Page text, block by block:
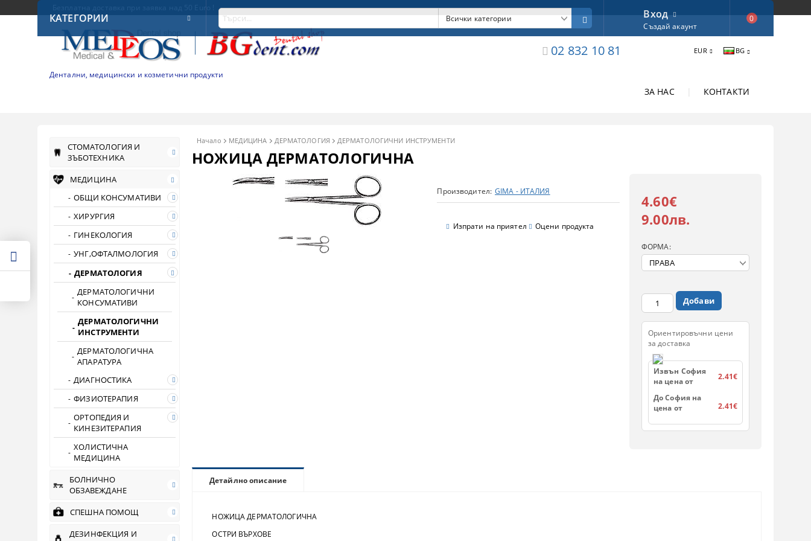
Дентални, медицински и козметични продукти
02 832 10 81 EUR BG
ЗА НАС КОНТАКТИ
КАТЕГОРИИ Вход
Създай акаунт
0
СТОМАТОЛОГИЯ И
ЗЪБОТЕХНИКА
МЕДИЦИНА
ОБЩИ КОНСУМАТИВИ
ХИРУРГИЯ
ГИНЕКОЛОГИЯ
УНГ,ОФТАЛМОЛОГИЯ
ДЕРМАТОЛОГИЯ
ДЕРМАТОЛОГИЧНИ
КОНСУМАТИВИ
ДЕРМАТОЛОГИЧНИ
ИНСТРУМЕНТИ
ДЕРМАТОЛОГИЧНА
АПАРАТУРА
ДИАГНОСТИКА
ФИЗИОТЕРАПИЯ
ОРТОПЕДИЯ И
КИНЕЗИТЕРАПИЯ
ХОЛИСТИЧНА
МЕДИЦИНА
БОЛНИЧНО
ОБЗАВЕЖДАНЕ
СПЕШНА ПОМОЩ
ДЕЗИНФЕКЦИЯ И
Начало МЕДИЦИНА ДЕРМАТОЛОГИЯ ДЕРМАТОЛОГИЧНИ ИНСТРУМЕНТИ
НОЖИЦА ДЕРМАТОЛОГИЧНА
Производител: GIMA - ИТАЛИЯ
Изпрати на приятел Оцени продукта
4.60€
9.00лв.
ФОРМА:
Ориентировъчни цени
за доставка
Извън София
на цена от
2.41€
До София на
цена от
2.41€
Детайлно описание
НОЖИЦА ДЕРМАТОЛОГИЧНА
ОСТРИ ВЪРХОВЕ